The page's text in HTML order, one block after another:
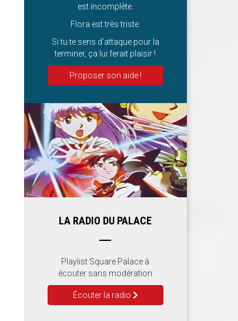
est incomplète.
Flora est très triste.
Si tu te sens d’attaque pour la
terminer, ça lui ferait plaisir !
Proposer son aide !
LA RADIO DU PALACE
Playlist Square Palace à
écouter sans modération
Écouter la radio